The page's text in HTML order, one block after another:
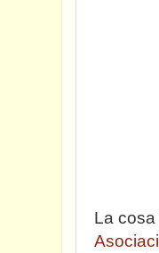
La